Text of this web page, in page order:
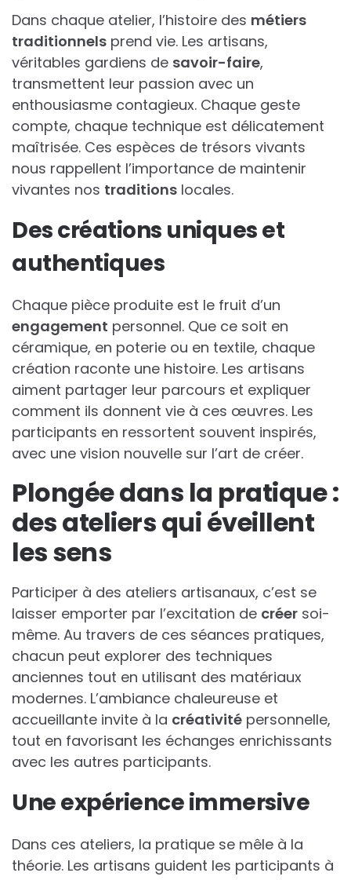
Dans chaque atelier, l’histoire des métiers
traditionnels prend vie. Les artisans,
véritables gardiens de savoir-faire,
transmettent leur passion avec un
enthousiasme contagieux. Chaque geste
compte, chaque technique est délicatement
maîtrisée. Ces espèces de trésors vivants
nous rappellent l’importance de maintenir
vivantes nos traditions locales.
Des créations uniques et
authentiques
Chaque pièce produite est le fruit d’un
engagement personnel. Que ce soit en
céramique, en poterie ou en textile, chaque
création raconte une histoire. Les artisans
aiment partager leur parcours et expliquer
comment ils donnent vie à ces œuvres. Les
participants en ressortent souvent inspirés,
avec une vision nouvelle sur l’art de créer.
Plongée dans la pratique :
des ateliers qui éveillent
les sens
Participer à des ateliers artisanaux, c’est se
laisser emporter par l’excitation de créer soi-
même. Au travers de ces séances pratiques,
chacun peut explorer des techniques
anciennes tout en utilisant des matériaux
modernes. L’ambiance chaleureuse et
accueillante invite à la créativité personnelle,
tout en favorisant les échanges enrichissants
avec les autres participants.
Une expérience immersive
Dans ces ateliers, la pratique se mêle à la
théorie. Les artisans guident les participants à